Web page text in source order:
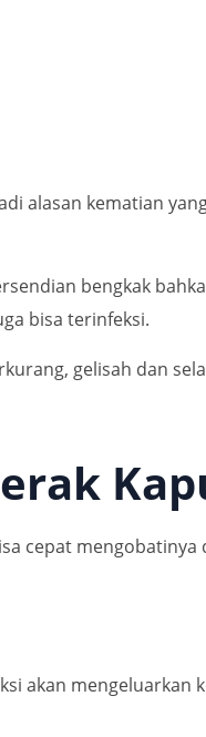
alasan kematian
bengkak
bisa terinfeksi.
gelisah dan
cepat
akan mengeluarkan